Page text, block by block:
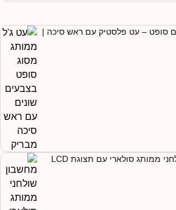
סופט – עט פלסטיק עם ראש סיכה |
50 יחידות מחשבון שולחני ממותג סולארי עם תצוגת LCD